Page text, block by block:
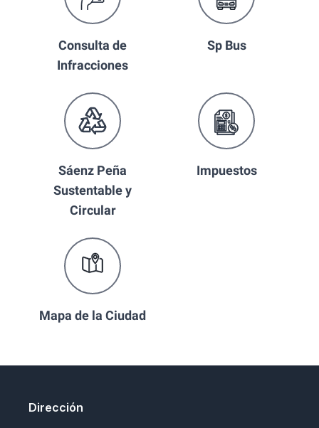
Consulta de
Infracciones
Sp Bus
Sáenz Peña
Sustentable y
Circular
Impuestos
Mapa de la Ciudad
Dirección